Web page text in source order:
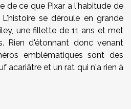
de ce que Pixar a l'habitude de
se déroule en grande
une fillette de 11 ans et met
Rien d'étonnant donc venant
emblématiques sont des
acariâtre et un rat qui n'a rien à